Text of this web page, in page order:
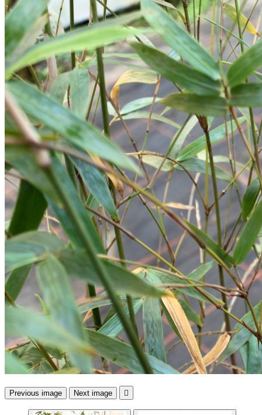
Previous image Next image 